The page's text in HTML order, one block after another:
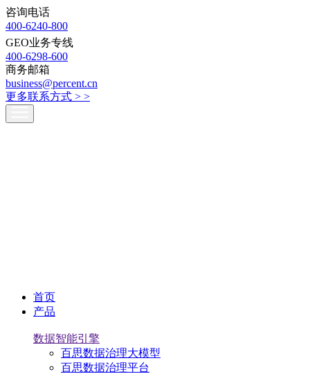
咨询电话
400-6240-800
GEO业务专线
400-6298-600
商务邮箱
business@percent.cn
更多联系方式 > >
首页
产品
数据智能引擎
百思数据治理大模型
百思数据治理平台